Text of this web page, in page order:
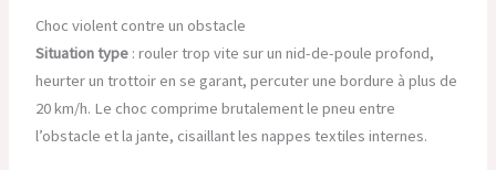
Choc violent contre un obstacle
Situation type: rouler trop vite sur un nid-de-poule profond,
heurter un trottoir en se garant, percuter une bordure à plus de
20 km/h. Le choc comprime brutalement le pneu entre
l’obstacle et la jante, cisaillant les nappes textiles internes.